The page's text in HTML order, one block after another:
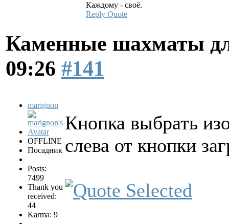
Каждому - своё.
Reply Quote
Каменные шахматы
09:26 #141
marignon
OFFLINE
Посадник
Posts:
7499
Thank you
received:
44
Karma: 9
Кнопка выбрать
слева от кнопки